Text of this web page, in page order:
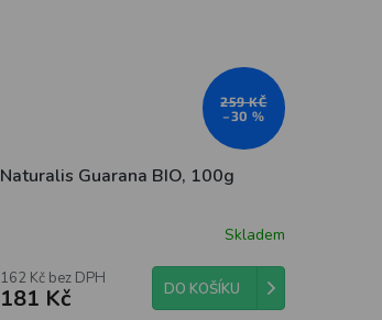
259 KČ
–30 %
Naturalis Guarana BIO, 100g
Skladem
162 Kč bez DPH
181 Kč DO KOŠÍKU